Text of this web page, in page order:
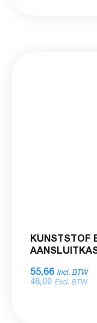
KUNSTSTOF
55,66 Incl. BTW
46,00 Excl. BTW